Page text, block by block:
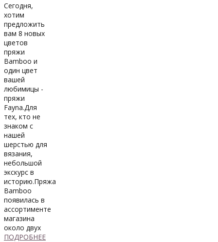
Сегодня,
хотим
предложить
вам 8 новых
цветов
пряжи
Bamboo и
один цвет
вашей
любимицы -
пряжи
Fayna.Для
тех, кто не
знаком с
нашей
шерстью для
вязания,
небольшой
экскурс в
историю.Пряжа
Bamboo
появилась в
ассортименте
магазина
около двух
ПОДРОБНЕЕ